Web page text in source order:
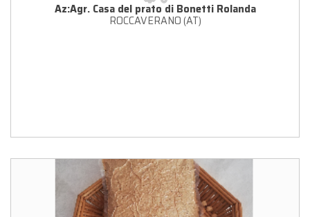
Az:Agr. Casa del prato di Bonetti Rolanda
ROCCAVERANO (AT)